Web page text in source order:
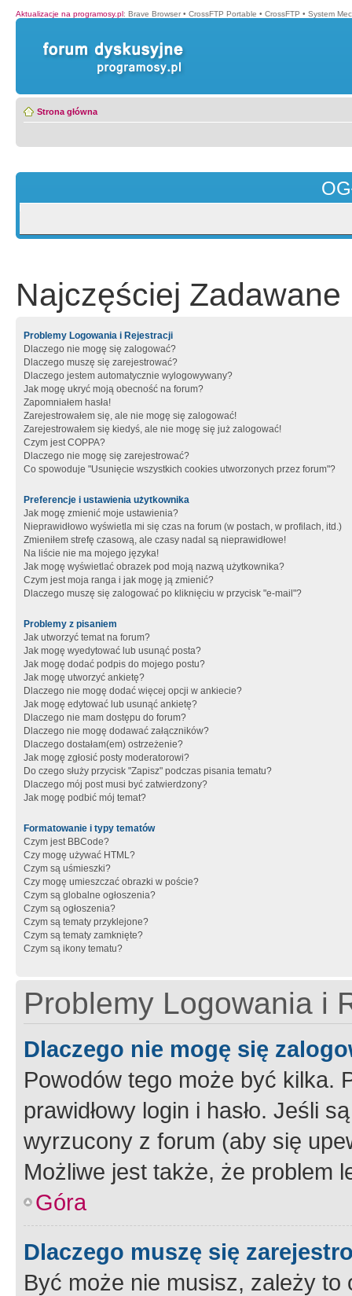
Aktualizacje na programosy.pl: Brave Browser • CrossFTP Portable • CrossFTP • System
Strona główna
Najczęściej Zadawane
Problemy Logowania i Rejestracji
Dlaczego nie mogę się zalogować?
Dlaczego muszę się zarejestrować?
Dlaczego jestem automatycznie wylogowywany?
Jak mogę ukryć moją obecność na forum?
Zapomniałem hasła!
Zarejestrowałem się, ale nie mogę się zalogować!
Zarejestrowałem się kiedyś, ale nie mogę się już zalogować!
Czym jest COPPA?
Dlaczego nie mogę się zarejestrować?
Co spowoduje "Usunięcie wszystkich cookies utworzonych przez forum"?
Preferencje i ustawienia użytkownika
Jak mogę zmienić moje ustawienia?
Nieprawidłowo wyświetla mi się czas na forum (w postach, w profilach, itd.)
Zmieniłem strefę czasową, ale czasy nadal są nieprawidłowe!
Na liście nie ma mojego języka!
Jak mogę wyświetlać obrazek pod moją nazwą użytkownika?
Czym jest moja ranga i jak mogę ją zmienić?
Dlaczego muszę się zalogować po kliknięciu w przycisk "e-mail"?
Problemy z pisaniem
Jak utworzyć temat na forum?
Jak mogę wyedytować lub usunąć posta?
Jak mogę dodać podpis do mojego postu?
Jak mogę utworzyć ankietę?
Dlaczego nie mogę dodać więcej opcji w ankiecie?
Jak mogę edytować lub usunąć ankietę?
Dlaczego nie mam dostępu do forum?
Dlaczego nie mogę dodawać załączników?
Dlaczego dostałam(em) ostrzeżenie?
Jak mogę zgłosić posty moderatorowi?
Do czego służy przycisk "Zapisz" podczas pisania tematu?
Dlaczego mój post musi być zatwierdzony?
Jak mogę podbić mój temat?
Formatowanie i typy tematów
Czym jest BBCode?
Czy mogę używać HTML?
Czym są uśmieszki?
Czy mogę umieszczać obrazki w poście?
Czym są globalne ogłoszenia?
Czym są ogłoszenia?
Czym są tematy przyklejone?
Czym są tematy zamknięte?
Czym są ikony tematu?
Problemy Logowania i
Dlaczego nie mogę się
Powodów tego może być kilka.
prawidłowy login i hasło. Jeśli
wyrzucony z forum (aby się
Możliwe jest także, że problem
Góra
Dlaczego muszę się
Być może nie musisz, zależy